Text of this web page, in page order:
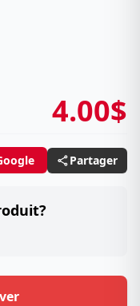
4.00$
Partager